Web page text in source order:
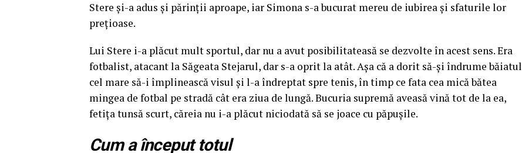
Stere şi-a adus şi părinţii aproape, iar Simona s-a bucurat mereu de iubirea şi sfaturile lor
preţioase.
Lui Stere i-a plăcut mult sportul, dar nu a avut posibilitateasă se dezvolte în acest sens. Era
fotbalist, atacant la Săgeata Stejarul, dar s-a oprit la atât. Aşa că a dorit să-şi îndrume băiatul
cel mare să-i împlinească visul şi l-a îndreptat spre tenis, în timp ce fata cea mică bătea
mingea de fotbal pe stradă cât era ziua de lungă. Bucuria supremă aveasă vină tot de la ea,
fetiţa tunsă scurt, căreia nu i-a plăcut niciodată să se joace cu păpuşile.
Cum a început totul